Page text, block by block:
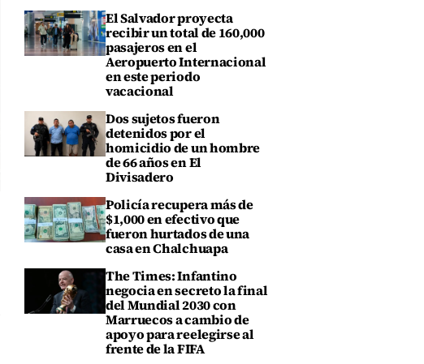
El Salvador proyecta
recibir un total de 160,000
pasajeros en el
Aeropuerto Internacional
en este periodo
vacacional
Dos sujetos fueron
detenidos por el
homicidio de un hombre
de 66 años en El
Divisadero
Policía recupera más de
$1,000 en efectivo que
fueron hurtados de una
casa en Chalchuapa
The Times: Infantino
negocia en secreto la final
del Mundial 2030 con
Marruecos a cambio de
apoyo para reelegirse al
frente de la FIFA